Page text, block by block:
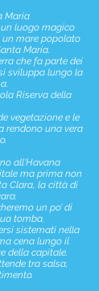
Maria
luogo magico
mare popolato
María.
che fa parte dei
sviluppa lungo la
Riserva della
vegetazione e le
rendono una vera
all'Havana
ma prima non
Clara, la città di
un po’ di
tomba.
sistemati nella
cena lungo il
della capitale.
tra salsa,